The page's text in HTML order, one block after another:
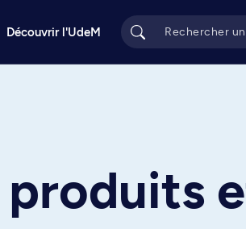
Découvrir l'UdeM